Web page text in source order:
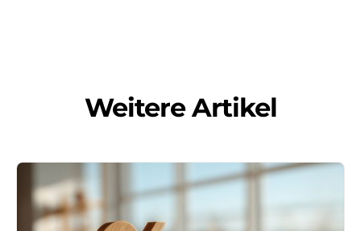
Weitere Artikel